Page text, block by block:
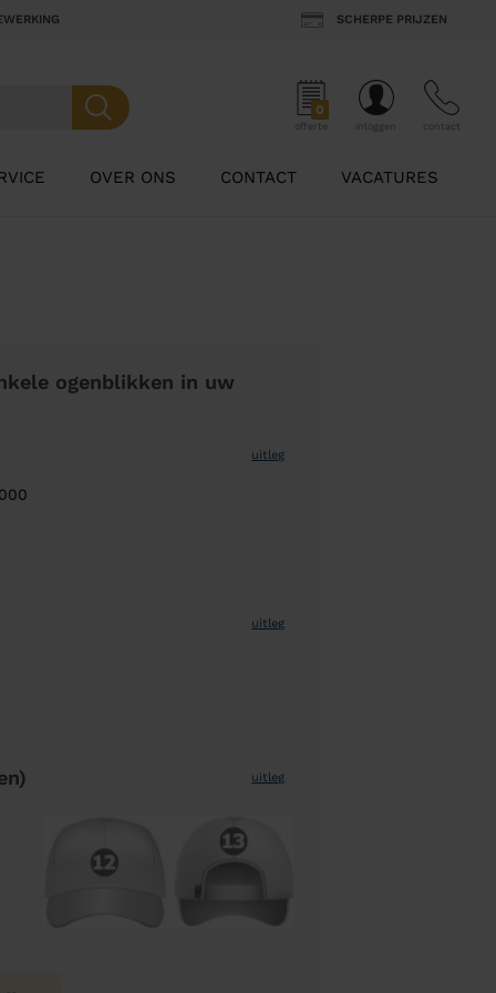
SCHERPE PRIJZEN
0
offerte inloggen contact
OVER ONS CONTACT VACATURES
ogenblikken in uw
uitleg
uitleg
uitleg